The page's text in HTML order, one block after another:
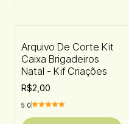
Arquivo De Corte Kit
Caixa Brigadeiros
Natal - Kif Criações
R$2,00
5.0